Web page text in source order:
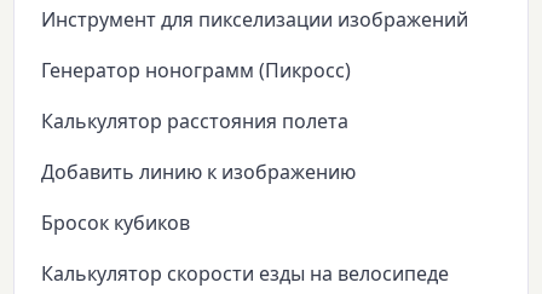
Инструмент для пикселизации изображений
Генератор нонограмм (Пикросс)
Калькулятор расстояния полета
Добавить линию к изображению
Бросок кубиков
Калькулятор скорости езды на велосипеде